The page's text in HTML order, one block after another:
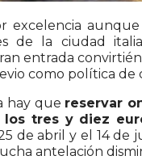
excelencia
de la ciudad
entrada
como política de
hay que reservar
los tres y diez
de abril y el 14 de
antelación